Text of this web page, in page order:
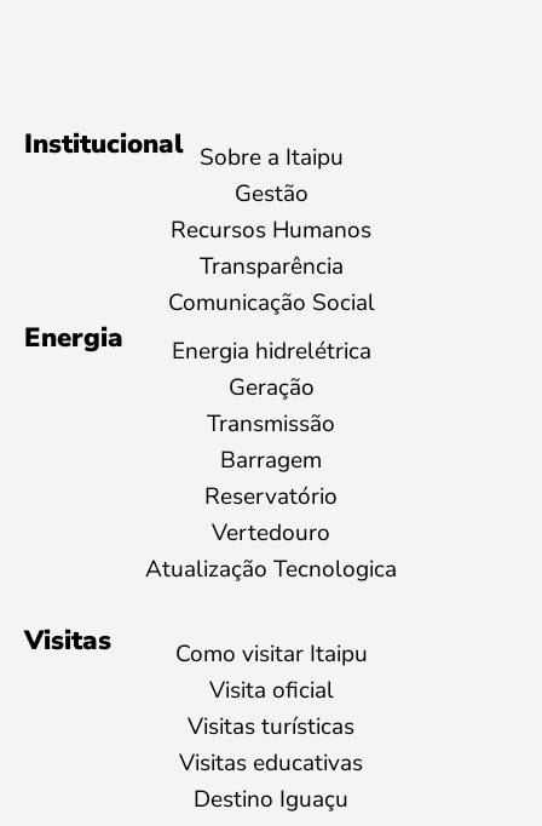
Institucional Sobre a Itaipu
Gestão
Recursos Humanos
Transparência
Comunicação Social
Energia
Energia hidrelétrica
Geração
Transmissão
Barragem
Reservatório
Vertedouro
Atualização Tecnologica
Visitas
Como visitar Itaipu
Visita oficial
Visitas turísticas
Visitas educativas
Destino Iguaçu